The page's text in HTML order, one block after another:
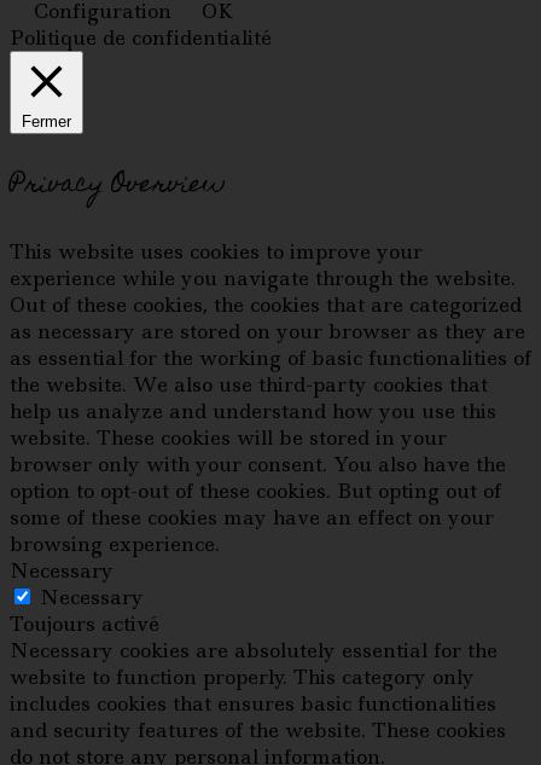
Configuration
OK
Politique de confidentialité
Fermer
Privacy Overview
This website uses cookies to improve your
experience while you navigate through the website.
Out of these cookies, the cookies that are categorized
as necessary are stored on your browser as they are
as essential for the working of basic functionalities of
the website. We also use third-party cookies that
help us analyze and understand how you use this
website. These cookies will be stored in your
browser only with your consent. You also have the
option to opt-out of these cookies. But opting out of
some of these cookies may have an effect on your
browsing experience.
Necessary
Necessary
Toujours activé
Necessary cookies are absolutely essential for the
website to function properly. This category only
includes cookies that ensures basic functionalities
and security features of the website. These cookies
do not store any personal information.